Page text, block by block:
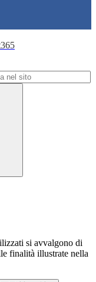
si avvalgono di
finalità illustrate nella